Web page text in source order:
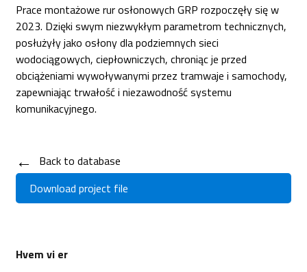
Prace montażowe rur osłonowych GRP rozpoczęły się w
2023. Dzięki swym niezwykłym parametrom technicznych,
posłużyły jako osłony dla podziemnych sieci
wodociągowych, ciepłowniczych, chroniąc je przed
obciążeniami wywoływanymi przez tramwaje i samochody,
zapewniając trwałość i niezawodność systemu
komunikacyjnego.
←
Back to database
Download project file
Hvem vi er